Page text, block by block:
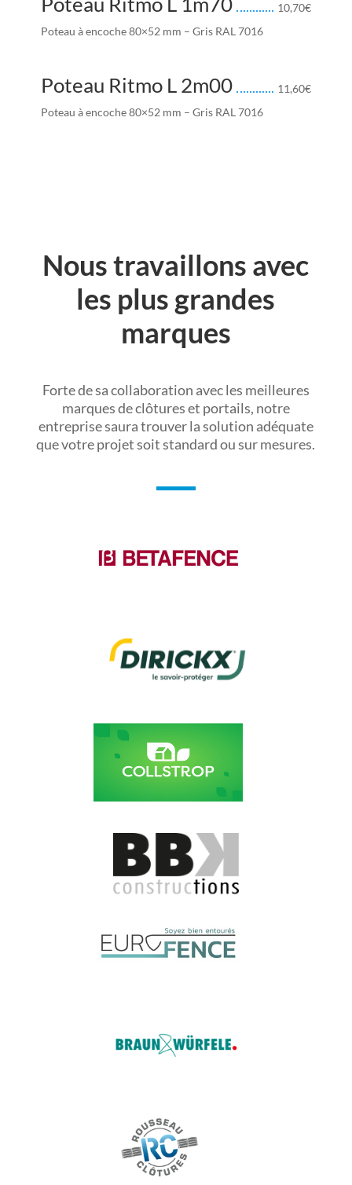
10,70€
Poteau à encoche 80×52 mm – Gris RAL 7016
Poteau Ritmo L 2m00 11,60€
Poteau à encoche 80×52 mm – Gris RAL 7016
Nous travaillons avec
les plus grandes
marques
Forte de sa collaboration avec les meilleures
marques de clôtures et portails, notre
entreprise saura trouver la solution adéquate
que votre projet soit standard ou sur mesures.